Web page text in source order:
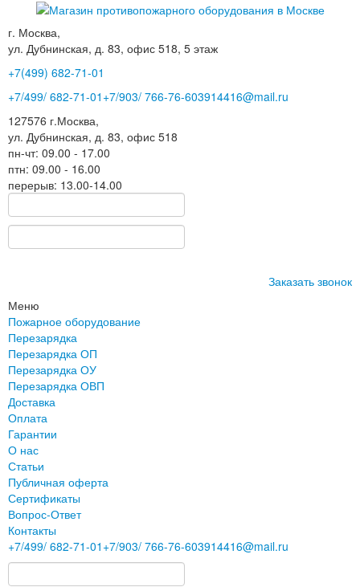
г. Москва,
ул. Дубнинская, д. 83, офис 518, 5 этаж
+7(499) 682-71-01
+7/499/ 682-71-01 +7/903/ 766-76-603914416@mail.ru
127576 г.Москва,
ул. Дубнинская, д. 83, офис 518
пн-чт: 09.00 - 17.00
птн: 09.00 - 16.00
перерыв: 13.00-14.00
Заказать звонок
Меню
Пожарное оборудование
Перезарядка
Перезарядка ОП
Перезарядка ОУ
Перезарядка ОВП
Доставка
Оплата
Гарантии
О нас
Статьи
Публичная оферта
Сертификаты
Вопрос-Ответ
Контакты
+7/499/ 682-71-01 +7/903/ 766-76-603914416@mail.ru